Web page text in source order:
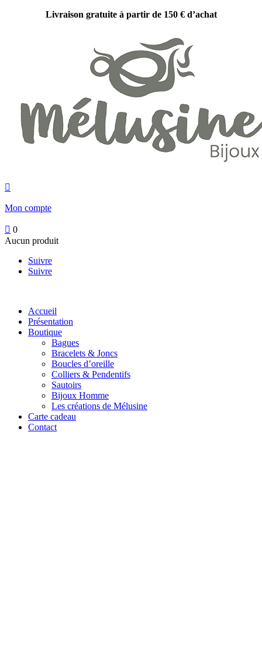
Livraison gratuite à partir de 150 € d’achat

Mon compte
 0
Aucun produit
Suivre
Suivre
Accueil
Présentation
Boutique
Bagues
Bracelets & Joncs
Boucles d’oreille
Colliers & Pendentifs
Sautoirs
Bijoux Homme
Les créations de Mélusine
Carte cadeau
Contact